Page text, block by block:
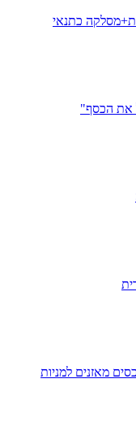
כתנאי
את הכסף"
מאזנים למניות